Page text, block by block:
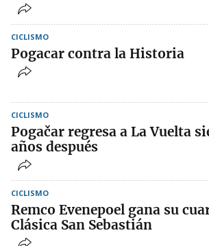
CICLISMO
Pogacar contra la Historia
CICLISMO
Pogačar regresa a La Vuelta
años después
CICLISMO
Remco Evenepoel gana su
Clásica San Sebastián